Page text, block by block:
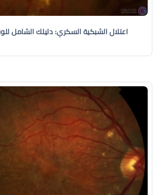
اعتلال الشبكية السكري: دليلك الشامل